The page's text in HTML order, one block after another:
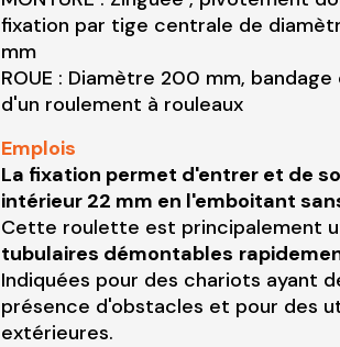
fixation par tige centrale de
mm
ROUE : Diamètre 200 mm,
d'un roulement à rouleaux
Emplois
La fixation permet d'entrer et de
intérieur 22 mm en l'emboitant
Cette roulette est principalement
tubulaires démontables
Indiquées pour des chariots ayant
présence d'obstacles et pour des
extérieures.